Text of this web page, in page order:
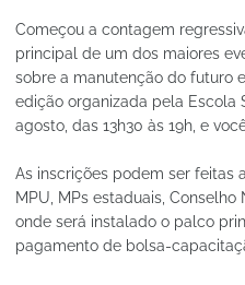
Começou a contagem
principal de um dos maiores
sobre a manutenção do futuro
edição organizada pela Escola
agosto, das 13h30 às 19h, e
As inscrições podem ser feitas
MPU, MPs estaduais,
onde será instalado o palco
pagamento de bolsa-